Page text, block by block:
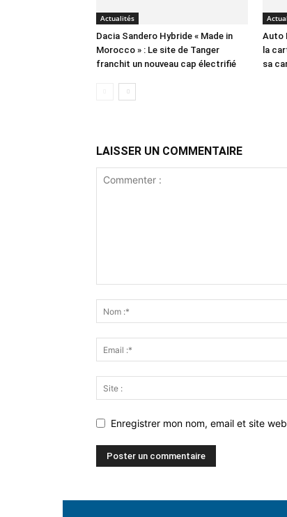
Actualités
Dacia Sandero Hybride « Made in
Morocco » : Le site de Tanger
franchit un nouveau cap électrifié
Auto
la
sa
LAISSER UN COMMENTAIRE
Enregistrer mon nom, email et site